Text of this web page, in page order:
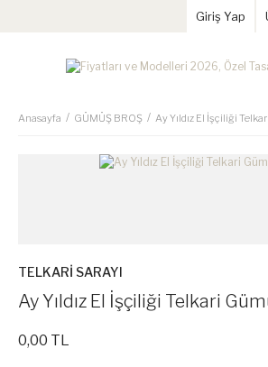
Giriş Yap
Anasayfa GÜMÜŞ BROŞ Ay Yıldız El İşçiliği
TELKARİ SARAYI
Ay Yıldız El İşçiliği Telkari
0,00 TL